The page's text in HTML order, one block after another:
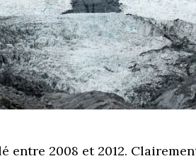
2008 et 2012.